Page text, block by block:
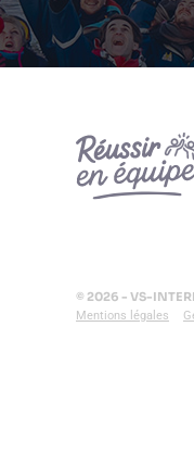
© 2026 - VS-
Mentions légales